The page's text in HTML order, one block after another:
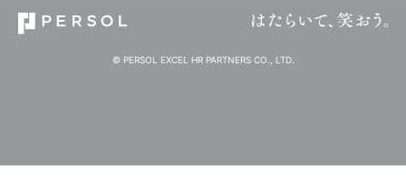
© PERSOL EXCEL HR PARTNERS CO., LTD.